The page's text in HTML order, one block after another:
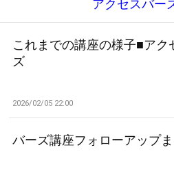
アクセスバー
これまでの講座の様子■アク
ズ
2026/02/05 22:00
バーズ講座フォローアップ